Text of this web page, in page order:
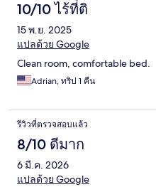
10/10 ไร้ที่ติ
15 พ.ย. 2025
แปลด้วย Google
Clean room, comfortable bed.
Adrian, ทริป 1 คืน
รีวิวที่ตรวจสอบแล้ว
8/10 ดีมาก
6 มี.ค. 2026
แปลด้วย Google